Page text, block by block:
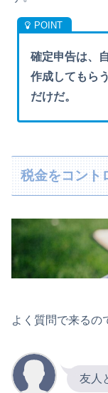
確定申告は、
作成してもら
だけだ。
税金をコント
よく質問で来るの
友人